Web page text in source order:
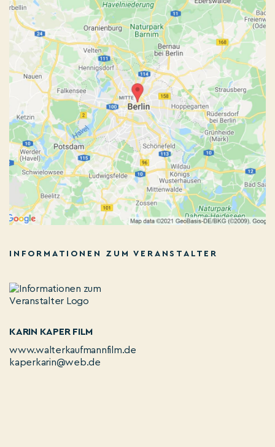
INFORMATIONEN ZUM VERANSTALTER
KARIN KAPER FILM
www.walterkaufmannfilm.de
kaperkarin@web.de